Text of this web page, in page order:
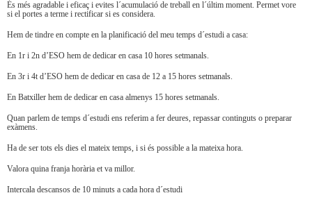
És més agradable i eficaç i evites l´acumulació de treball en l´últim moment. Permet vore
si el portes a terme i rectificar si es considera.
Hem de tindre en compte en la planificació del meu temps d´estudi a casa:
En 1r i 2n d’ESO hem de dedicar en casa 10 hores setmanals.
En 3r i 4t d’ESO hem de dedicar en casa de 12 a 15 hores setmanals.
En Batxiller hem de dedicar en casa almenys 15 hores setmanals.
Quan parlem de temps d´estudi ens referim a fer deures, repassar continguts o preparar
exàmens.
Ha de ser tots els dies el mateix temps, i si és possible a la mateixa hora.
Valora quina franja horària et va millor.
Intercala descansos de 10 minuts a cada hora d´estudi